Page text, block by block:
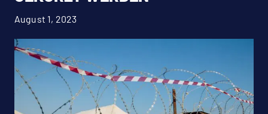
EN
August 1, 2023